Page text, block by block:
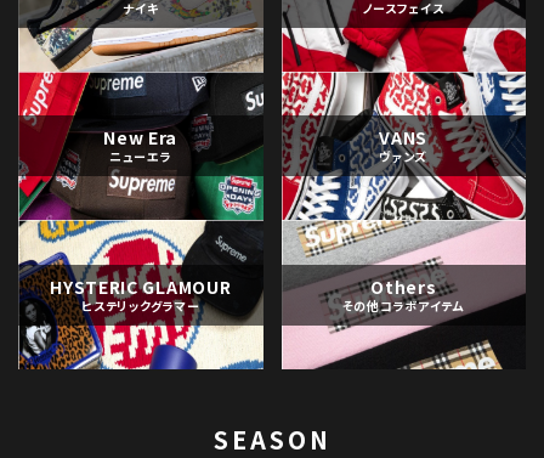
ナイキ ノースフェイス
New Era
ニューエラ
VANS
ヴァンズ
HYSTERIC GLAMOUR
ヒステリックグラマー
Others
その他コラボアイテム
SEASON